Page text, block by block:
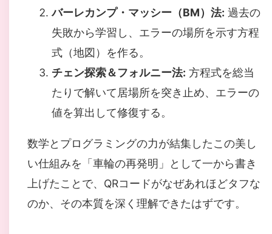
バーレカンプ・マッシー（BM）法: 過去の
失敗から学習し、エラーの場所を示す方程
式（地図）を作る。
チェン探索＆フォルニー法: 方程式を総当
たりで解いて居場所を突き止め、エラーの
値を算出して修復する。
数学とプログラミングの力が結集したこの美し
い仕組みを「車輪の再発明」として一から書き
上げたことで、QRコードがなぜあれほどタフな
のか、その本質を深く理解できたはずです。